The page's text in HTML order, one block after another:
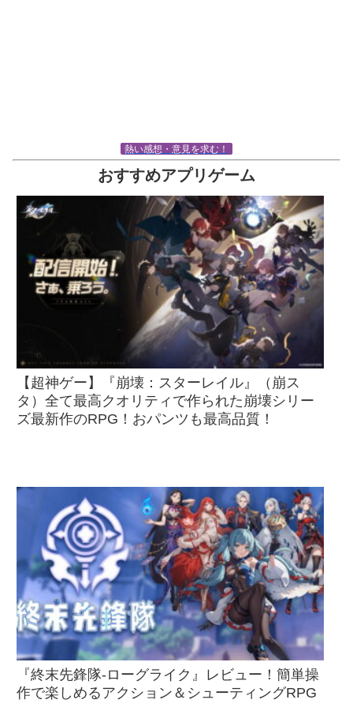
熱い感想・意見を求む！
おすすめアプリゲーム
【超神ゲー】『崩壊：スターレイル』（崩ス
タ）全て最高クオリティで作られた崩壊シリー
ズ最新作のRPG！おパンツも最高品質！
『終末先鋒隊-ローグライク』レビュー！簡単操
作で楽しめるアクション＆シューティングRPG